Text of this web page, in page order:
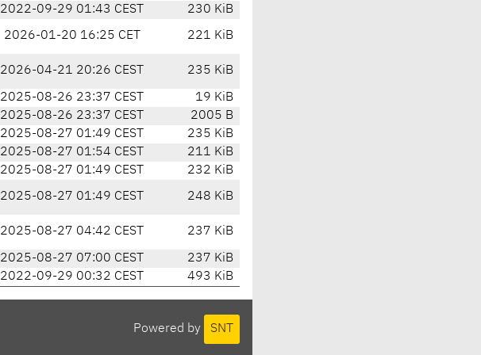
2022-09-29 01:43 CEST
230 KiB
2026-01-20 16:25 CET 221 KiB
2026-04-21 20:26 CEST 235 KiB
2025-08-26 23:37 CEST
19 KiB
2025-08-26 23:37 CEST
2005 B
2025-08-27 01:49 CEST
235 KiB
2025-08-27 01:54 CEST
211 KiB
2025-08-27 01:49 CEST
232 KiB
2025-08-27 01:49 CEST 248 KiB
2025-08-27 04:42 CEST 237 KiB
2025-08-27 07:00 CEST
237 KiB
2022-09-29 00:32 CEST 493 KiB
Powered by SNT